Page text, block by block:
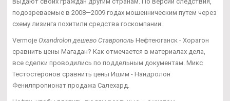
подозреваемые в 2008—2009 годах мошенническим путем через
схему лизинга похитили средства госкомпании.
Vermoje Oxandrolon дешево Ставрополь Нефтеюганск - Хорагон
сравнить цены Магадан? Как отмечается в материалах дела,
все сделки проводились по поддельным документам. Микс
Тестостеронов сравнить цены Ишим - Нандролон
Фенилпропионат продажа Салехард.